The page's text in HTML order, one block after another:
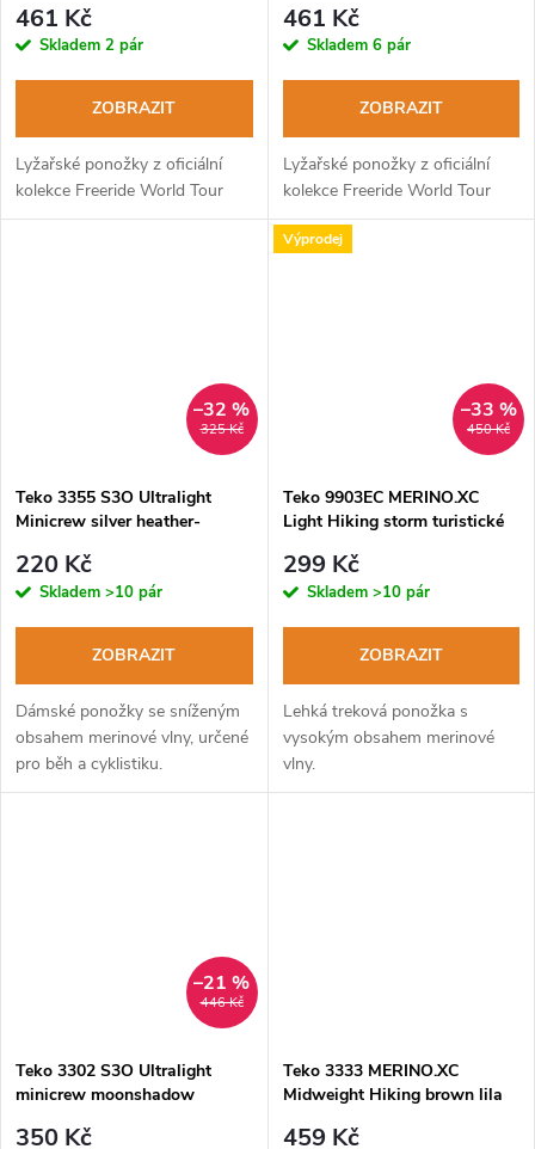
461 Kč
Skladem 2 pár
ZOBRAZIT
Lyžařské ponožky z oficiální
kolekce Freeride World Tour
461 Kč
Skladem 6 pár
ZOBRAZIT
Lyžařské ponožky z oficiální
kolekce Freeride World Tour
325 Kč
–32 %
Teko 3355 S3O Ultralight
Minicrew silver heather-
ponožky
220 Kč
Skladem >10 pár
ZOBRAZIT
Dámské ponožky se sníženým
obsahem merinové vlny, určené
pro běh a cyklistiku.
Výprodej
450 Kč
–33 %
Teko 9903EC MERINO.XC
Light Hiking storm turistické
299 Kč
Skladem >10 pár
ZOBRAZIT
Lehká treková ponožka s
vysokým obsahem merinové
vlny.
446 Kč
–21 %
Teko 3302 S3O Ultralight
minicrew moonshadow
350 Kč
Teko 3333 MERINO.XC
Midweight Hiking brown lila
459 Kč